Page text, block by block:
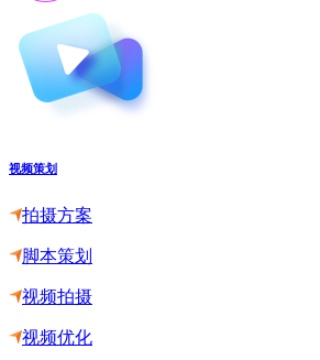
视频策划
拍摄方案
脚本策划
视频拍摄
视频优化